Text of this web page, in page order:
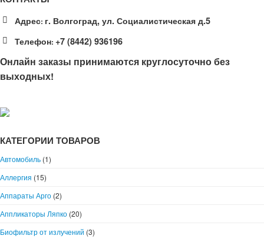
Адрес: г. Волгоград, ул. Социалистическая д.5
Телефон: +7 (8442) 936196
Онлайн заказы принимаются круглосуточно без
выходных!
КАТЕГОРИИ ТОВАРОВ
Автомобиль (1)
Аллергия (15)
Аппараты Арго (2)
Аппликаторы Ляпко (20)
Биофильтр от излучений (3)